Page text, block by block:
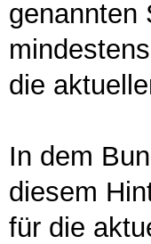
genannten
die
In dem
diesem
für die